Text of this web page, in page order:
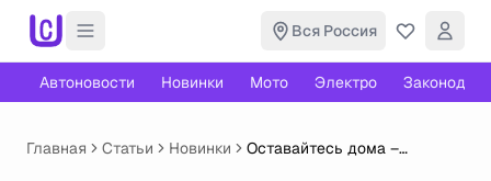
Вся Россия
Автоновости Новинки Мото Электро
Главная Статьи Новинки
Оставайтесь дома –